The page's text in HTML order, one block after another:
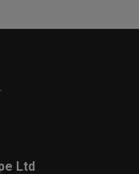
Ltd